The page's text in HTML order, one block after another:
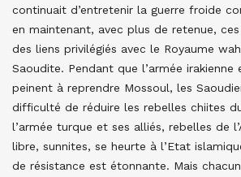
continuait d’entretenir la guerre froide
en maintenant, avec plus de retenue,
des liens privilégiés avec le Royaume
Saoudite. Pendant que l’armée
peinent à reprendre Mossoul, les
difficulté de réduire les rebelles chiites
l’armée turque et ses alliés, rebelles de
libre, sunnites, se heurte à l’Etat
de résistance est étonnante. Mais